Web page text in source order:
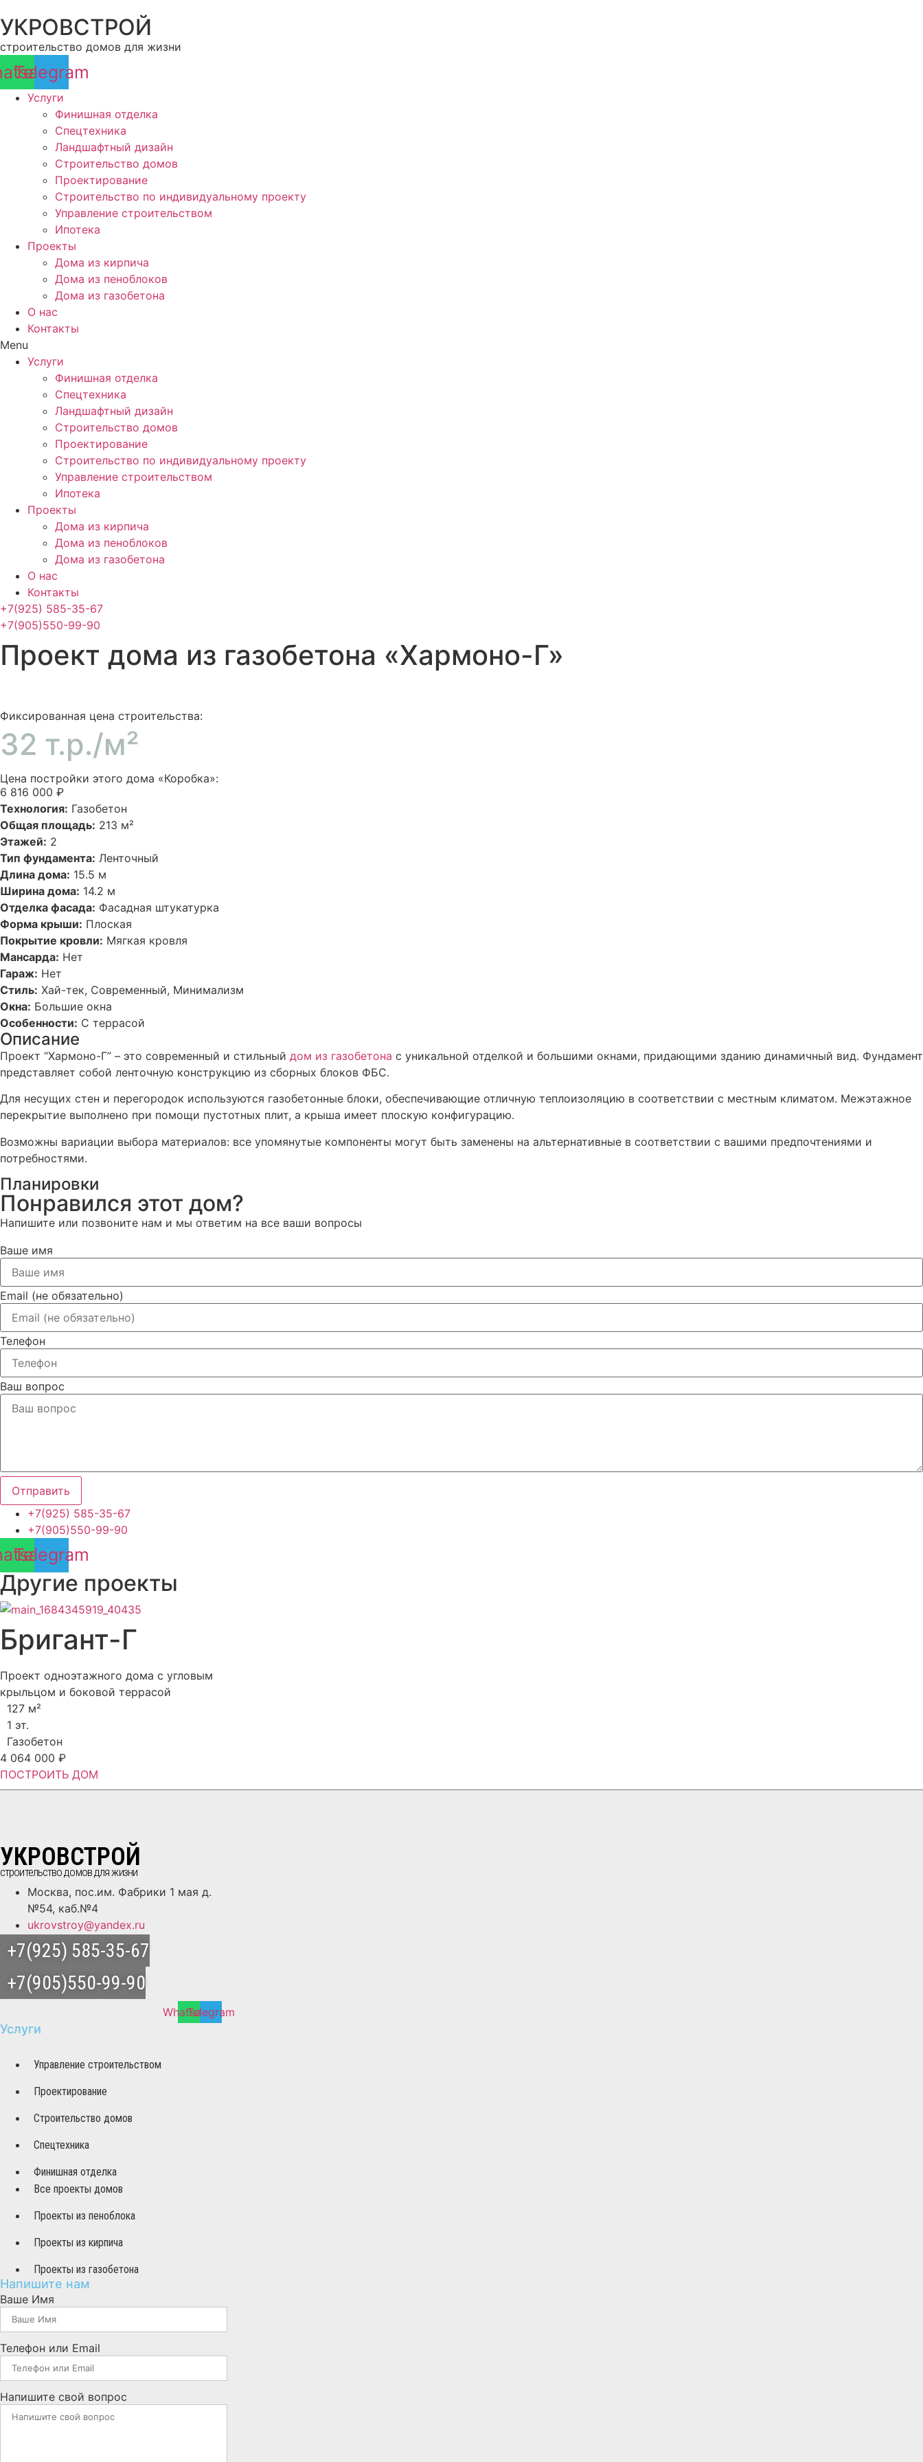
к
УКРОВСТРОЙ
строительство домов для жизни
Telegram
Услуги
Финишная отделка
Спецтехника
Ландшафтный дизайн
Строительство домов
Проектирование
Строительство по индивидуальному проекту
Управление строительством
Ипотека
Проекты
Дома из кирпича
Дома из пеноблоков
Дома из газобетона
О нас
Контакты
Menu
Услуги
Финишная отделка
Спецтехника
Ландшафтный дизайн
Строительство домов
Проектирование
Строительство по индивидуальному проекту
Управление строительством
Ипотека
Проекты
Дома из кирпича
Дома из пеноблоков
Дома из газобетона
О нас
Контакты
+7(925) 585-35-67
+7(905)550-99-90
Проект дома из газобетона «Хармоно-Г»
Фиксированная цена строительства:
32 т.р./м²
Цена постройки этого дома «Коробка»:
6 816 000 ₽
Технология: Газобетон
Общая площадь: 213 м²
Этажей: 2
Тип фундамента: Ленточный
Длина дома: 15.5 м
Ширина дома: 14.2 м
Отделка фасада: Фасадная штукатурка
Форма крыши: Плоская
Покрытие кровли: Мягкая кровля
Мансарда: Нет
Гараж: Нет
Стиль: Хай-тек, Современный, Минимализм
Окна: Большие окна
Особенности: С террасой
Описание
Проект “Хармоно-Г” – это современный и стильный дом из газобетона с уникальной отделкой и большими окнами, придающими зданию динамичный вид. Фундамент
представляет собой ленточную конструкцию из сборных блоков ФБС.
Для несущих стен и перегородок используются газобетонные блоки, обеспечивающие отличную теплоизоляцию в соответствии с местным климатом. Межэтажное
перекрытие выполнено при помощи пустотных плит, а крыша имеет плоскую конфигурацию.
Возможны вариации выбора материалов: все упомянутые компоненты могут быть заменены на альтернативные в соответствии с вашими предпочтениями и
потребностями.
Планировки
Понравился этот дом?
Напишите или позвоните нам и мы ответим на все ваши вопросы
Ваше имя
Email (не обязательно)
Телефон
Ваш вопрос
Отправить
+7(925) 585-35-67
+7(905)550-99-90
Telegram
Другие проекты
Бригант-Г
Проект одноэтажного дома с угловым
крыльцом и боковой террасой
127 м²
1 эт.
Газобетон
4 064 000 ₽
ПОСТРОИТЬ ДОМ
УКРОВСТРОЙ
строительство домов для жизни
Москва, пос.им. Фабрики 1 мая д.
№54, каб.№4
ukrovstroy@yandex.ru
+7(925) 585-35-67
+7(905)550-99-90
Whatsapp
Telegram
Услуги
Управление строительством
Проектирование
Строительство домов
Спецтехника
Финишная отделка
Все проекты домов
Проекты из пеноблока
Проекты из кирпича
Проекты из газобетона
Напишите нам
Ваше Имя
Телефон или Email
Напишите свой вопрос